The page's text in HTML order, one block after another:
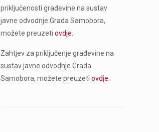
priključenosti građevine na sustav
javne odvodnje Grada Samobora,
možete preuzeti ovdje
Zahtjev za priključenje građevine na
sustav javne odvodnje Grada
Samobora, možete preuzeti ovdje